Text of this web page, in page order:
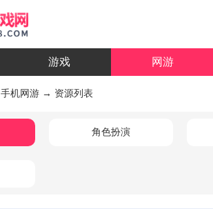
游戏 网游
手机网游 → 资源列表
角色扮演